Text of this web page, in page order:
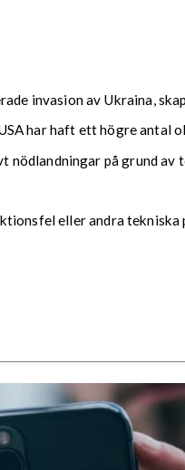
invasion av Ukraina,
har haft ett högre
på grund av
eller andra